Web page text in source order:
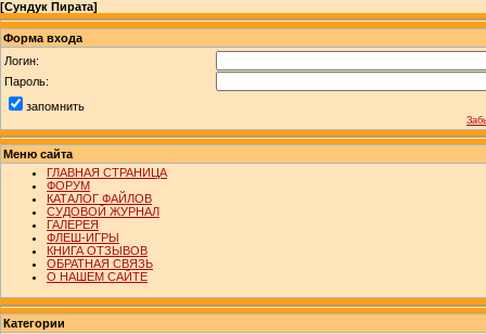
[Сундук Пирата]
Форма входа
Логин:
Пароль:
запомнить
Меню сайта
ГЛАВНАЯ СТРАНИЦА
ФОРУМ
КАТАЛОГ ФАЙЛОВ
СУДОВОЙ ЖУРНАЛ
ГАЛЕРЕЯ
ФЛЕШ-ИГРЫ
КНИГА ОТЗЫВОВ
ОБРАТНАЯ СВЯЗЬ
О НАШЕМ САЙТЕ
Категории